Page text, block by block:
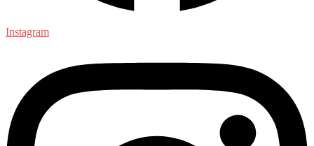
Instagram